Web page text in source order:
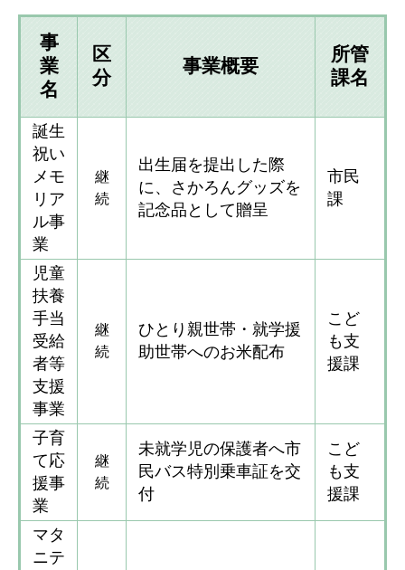
事
業
名
区
分
事業概要
所管
課名
誕生
祝い
メモ
リア
ル事
業
継
続
出生届を提出した際
に、さかろんグッズを
記念品として贈呈
市民
課
児童
扶養
手当
受給
者等
支援
事業
継
続
ひとり親世帯・就学援
助世帯へのお米配布
こど
も支
援課
子育
て応
援事
業
継
続
未就学児の保護者へ市
民バス特別乗車証を交
付
こど
も支
援課
マタ
ニテ